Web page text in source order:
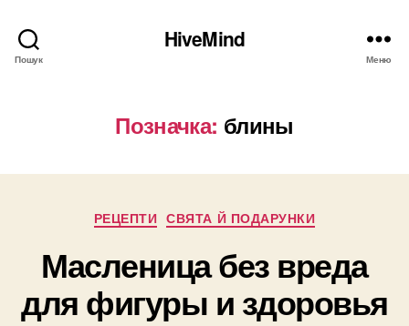
Пошук
HiveMind
Меню
Позначка: блины
Категорії
РЕЦЕПТИ СВЯТА Й ПОДАРУНКИ
Масленица без вреда
для фигуры и здоровья